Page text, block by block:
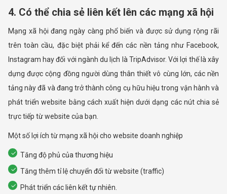
4. Có thể chia sẻ liên kết lên các mạng xã hội
Mạng xã hội đang ngày càng phổ biến và được sử dụng rộng rãi
trên toàn cầu, đặc biệt phải kể đến các nền tảng như Facebook,
Instagram hay đối với ngành du lịch là TripAdvisor. Với lợi thế là xây
dựng được cộng đồng người dùng thân thiết vô cùng lớn, các nền
tảng này đã và đang trở thành công cụ hữu hiệu trong vận hành và
phát triển website bằng cách xuất hiện dưới dạng các nút chia sẻ
trực tiếp từ website của bạn.
Một số lợi ích từ mạng xã hội cho website doanh nghiệp
Tăng độ phủ của thương hiệu
Tăng thêm tỉ lệ chuyển đổi từ website (traffic)
Phát triển các liên kết tự nhiên.